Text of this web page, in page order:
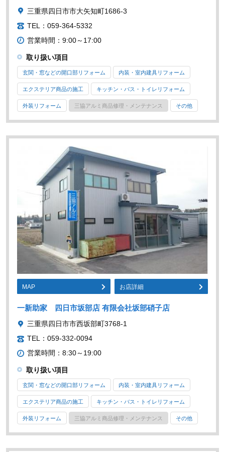
三重県四日市市大矢知町1686-3
TEL：059-364-5332
営業時間：9:00～17:00
取り扱い項目
玄関・窓などの開口部リフォーム 内装・室内建具リフォーム
エクステリア商品の施工 キッチン・バス・トイレリフォーム
外装リフォーム 三協アルミ商品修理・メンテナンス その他
MAP お店詳細
一新助家 四日市坂部店 有限会社坂部硝子店
三重県四日市市西坂部町3768-1
TEL：059-332-0094
営業時間：8:30～19:00
取り扱い項目
玄関・窓などの開口部リフォーム 内装・室内建具リフォーム
エクステリア商品の施工 キッチン・バス・トイレリフォーム
外装リフォーム 三協アルミ商品修理・メンテナンス その他